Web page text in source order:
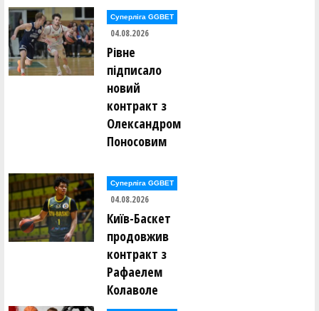
Суперліга GGBET
04.08.2026
Рівне
підписало
новий
контракт з
Олександром
Поносовим
Суперліга GGBET
04.08.2026
Київ-Баскет
продовжив
контракт з
Рафаелем
Колаволе